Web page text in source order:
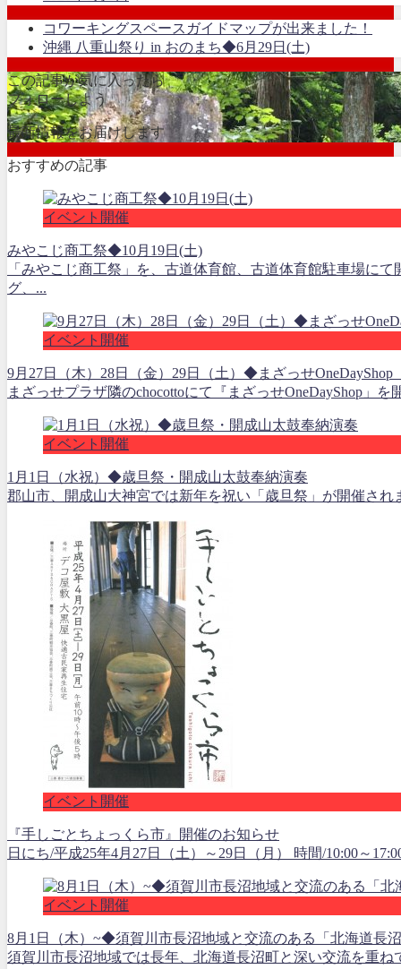
コワーキングスペースガイドマップが出来ました！
沖縄 八重山祭り in おのまち◆6月29日(土)
この記事が気に入ったら
フォローしよう
最新情報をお届けします
おすすめの記事
イベント開催
みやこじ商工祭◆10月19日(土)
「みやこじ商工祭」を、古道体育館、古道体育館駐車場に
グ、...
イベント開催
9月27日（木）28日（金）29日（土）◆まざっせ
まざっせプラザ隣のchocottoにて『まざっせOneDayShop」
イベント開催
1月1日（水祝）◆歳旦祭・開成山太鼓奉納演奏
郡山市、開成山大神宮では新年を祝い「歳旦祭」が開催さ
イベント開催
『手しごとちょっくら市』開催のお知らせ
日にち/平成25年4月27日（土）～29日（月） 時間/10:00～
イベント開催
8月1日（木）~◆須賀川市長沼地域と交流のある「北海道
須賀川市長沼地域では長年、北海道長沼町と深い交流を重